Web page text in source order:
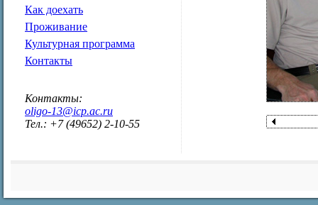
Как доехать
Проживание
Культурная программа
Контакты
Контакты:
oligo-13@icp.ac.ru
Тел.: +7 (49652) 2-10-55